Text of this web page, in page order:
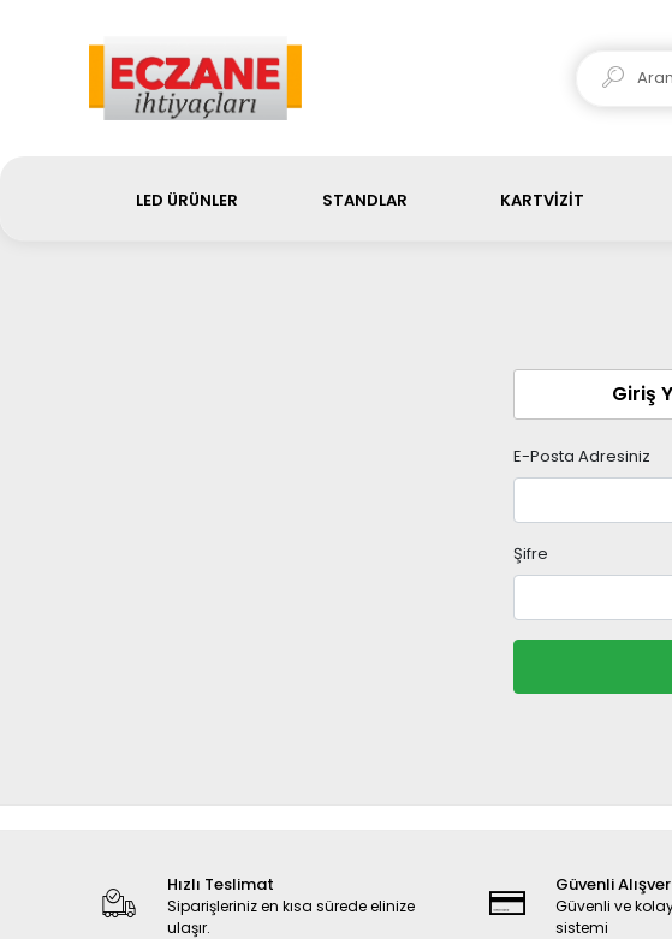
LED ÜRÜNLER STANDLAR KARTVİZİT
Giriş
E-Posta Adresiniz
Şifre
Hızlı Teslimat
Siparişleriniz en kısa sürede elinize
ulaşır.
Güvenli
Güvenli ve
sistemi